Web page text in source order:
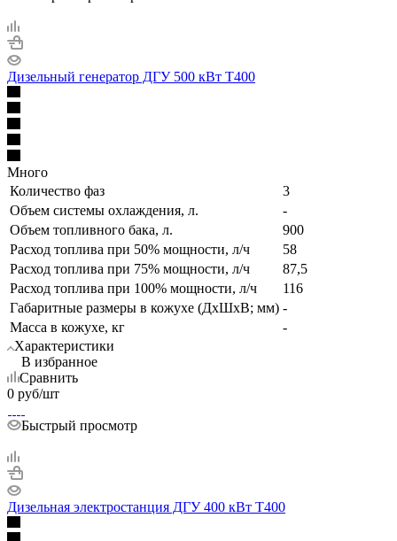
Дизельный генератор ДГУ 500 кВт Т400
Много
Количество фаз
3
Объем системы охлаждения, л.
-
Объем топливного бака, л.
900
Расход топлива при 50% мощности, л/ч
58
Расход топлива при 75% мощности, л/ч
87,5
Расход топлива при 100% мощности, л/ч
116
Габаритные размеры в кожухе (ДхШхВ; мм) -
Масса в кожухе, кг
-
Характеристики
В избранное
Сравнить
0 руб/шт
Быстрый просмотр
Дизельная электростанция ДГУ 400 кВт Т400